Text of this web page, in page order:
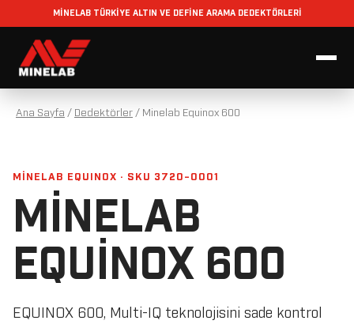
MİNELAB TÜRKİYE ALTIN VE DEFİNE ARAMA DEDEKTÖRLERİ
Ana Sayfa / Dedektörler / Minelab Equinox 600
MINELAB EQUINOX · SKU 3720-0001
MINELAB
EQUINOX 600
EQUINOX 600, Multi-IQ teknolojisini sade kontrol